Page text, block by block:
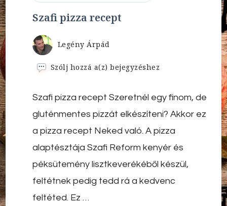
Szafi pizza recept
Legény Árpád
Szólj hozzá a(z)Szafi
bejegyzéshez
Szafi pizza recept Szeretnél egy finom, de
gluténmentes pizzát elkészíteni? Akkor ez
a pizza recept Neked való. A pizza
alaptésztája Szafi Reform kenyér és
péksütemény lisztkeverékéből készül,
feltétnek pedig tedd rá a kedvenc
feltéted. Ez …